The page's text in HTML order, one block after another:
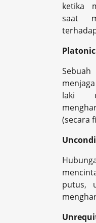
ketika
saat
laki
(secara
putus,